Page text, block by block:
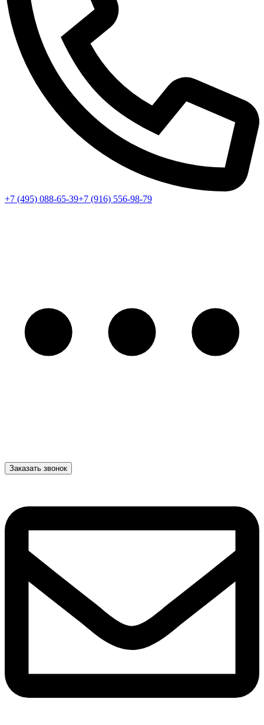
+7 (495) 088-65-39+7 (916) 556-98-79
Заказать звонок